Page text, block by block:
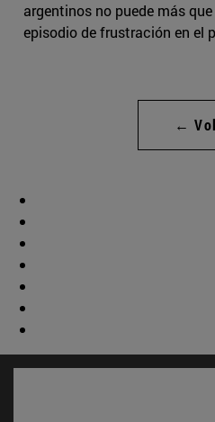
argentinos no puede más
episodio de frustración en el
←